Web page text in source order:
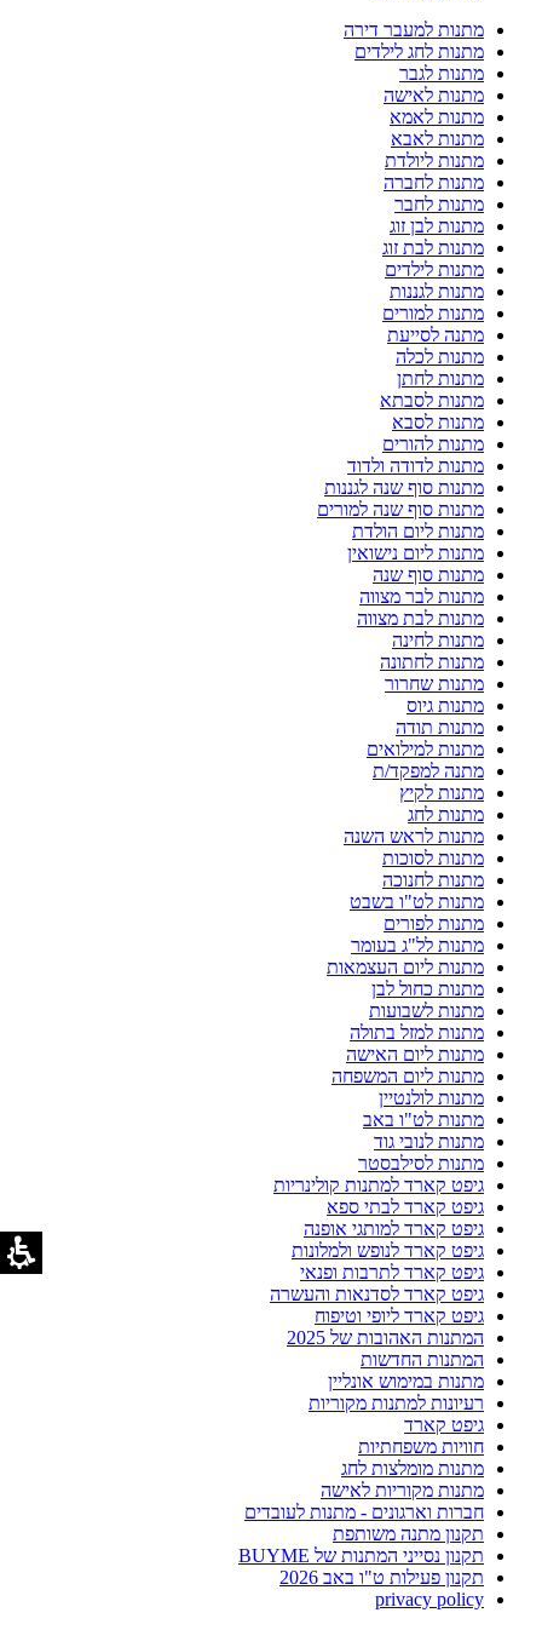
מתנות למעבר דירה
מתנות לחג לילדים
מתנות לגבר
מתנות לאישה
מתנות לאמא
מתנות לאבא
מתנות ליולדת
מתנות לחברה
מתנות לחבר
מתנות לבן זוג
מתנות לבת זוג
מתנות לילדים
מתנות לגננות
מתנות למורים
מתנה לסייעת
מתנות לכלה
מתנות לחתן
מתנות לסבתא
מתנות לסבא
מתנות להורים
מתנות לדודה ולדוד
מתנות סוף שנה לגננות
מתנות סוף שנה למורים
מתנות ליום הולדת
מתנות ליום נישואין
מתנות סוף שנה
מתנות לבר מצווה
מתנות לבת מצווה
מתנות לחינה
מתנות לחתונה
מתנות שחרור
מתנות גיוס
מתנות תודה
מתנות למילואים
מתנה למפקד/ת
מתנות לקיץ
מתנות לחג
מתנות לראש השנה
מתנות לסוכות
מתנות לחנוכה
מתנות לט"ו בשבט
מתנות לפורים
מתנות לל"ג בעומר
מתנות ליום העצמאות
מתנות כחול לבן
מתנות לשבועות
מתנות למזל בתולה
מתנות ליום האישה
מתנות ליום המשפחה
מתנות לולנטיין
מתנות לט"ו באב
מתנות לנובי גוד
מתנות לסילבסטר
גיפט קארד למתנות קולינריות
גיפט קארד לבתי ספא
גיפט קארד למותגי אופנה
גיפט קארד לנופש ולמלונות
גיפט קארד לתרבות ופנאי
גיפט קארד לסדנאות והעשרה
גיפט קארד ליופי וטיפוח
המתנות האהובות של 2025
המתנות החדשות
מתנות במימוש אונליין
רעיונות למתנות מקוריות
גיפט קארד
חוויות משפחתיות
מתנות מומלצות לחג
מתנות מקוריות לאישה
חברות וארגונים - מתנות לעובדים
תקנון מתנה משותפת
תקנון נסייני המתנות של BUYME
תקנון פעילות ט"ו באב 2026
privacy policy